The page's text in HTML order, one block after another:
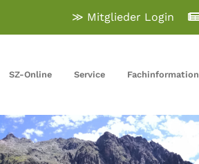
≫ Mitglieder Login
SZ-Online Service Fachinformation